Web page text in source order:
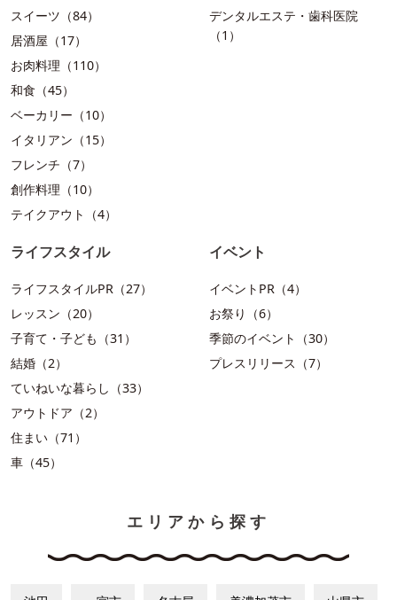
スイーツ（84）
居酒屋（17）
お肉料理（110）
和食（45）
ベーカリー（10）
イタリアン（15）
フレンチ（7）
創作料理（10）
テイクアウト（4）
デンタルエステ・歯科医院
（1）
ライフスタイル
ライフスタイルPR（27）
レッスン（20）
子育て・子ども（31）
結婚（2）
ていねいな暮らし（33）
アウトドア（2）
住まい（71）
車（45）
イベント
イベントPR（4）
お祭り（6）
季節のイベント（30）
プレスリリース（7）
エリアから探す